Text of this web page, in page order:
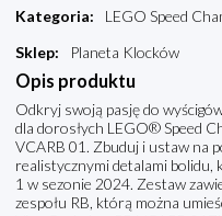
Kategoria:
LEGO Speed
Sklep: Planeta Klocków
Opis produktu
Odkryj swoją pasję do
dla dorosłych LEGO® Speed
VCARB 01. Zbuduj i ustaw na
realistycznymi detalami bolidu,
1 w sezonie 2024. Zestaw
zespołu RB, którą można